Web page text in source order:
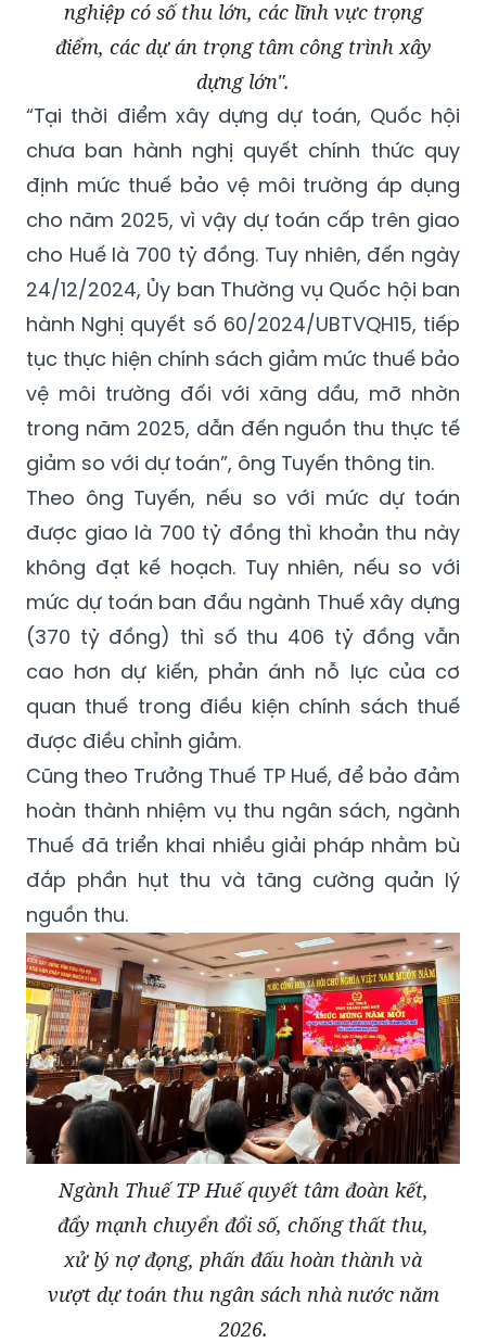
nghiệp có số thu lớn, các lĩnh vực trọng
điểm, các dự án trọng tâm công trình xây
dựng lớn".
“Tại thời điểm xây dựng dự toán, Quốc hội
chưa ban hành nghị quyết chính thức quy
định mức thuế bảo vệ môi trường áp dụng
cho năm 2025, vì vậy dự toán cấp trên giao
cho Huế là 700 tỷ đồng. Tuy nhiên, đến ngày
24/12/2024, Ủy ban Thường vụ Quốc hội ban
hành Nghị quyết số 60/2024/UBTVQH15, tiếp
tục thực hiện chính sách giảm mức thuế bảo
vệ môi trường đối với xăng dầu, mỡ nhờn
trong năm 2025, dẫn đến nguồn thu thực tế
giảm so với dự toán”, ông Tuyến thông tin.
Theo ông Tuyến, nếu so với mức dự toán
được giao là 700 tỷ đồng thì khoản thu này
không đạt kế hoạch. Tuy nhiên, nếu so với
mức dự toán ban đầu ngành Thuế xây dựng
(370 tỷ đồng) thì số thu 406 tỷ đồng vẫn
cao hơn dự kiến, phản ánh nỗ lực của cơ
quan thuế trong điều kiện chính sách thuế
được điều chỉnh giảm.
Cũng theo Trưởng Thuế TP Huế, để bảo đảm
hoàn thành nhiệm vụ thu ngân sách, ngành
Thuế đã triển khai nhiều giải pháp nhằm bù
đắp phần hụt thu và tăng cường quản lý
nguồn thu.
Ngành Thuế TP Huế quyết tâm đoàn kết,
đẩy mạnh chuyển đổi số, chống thất thu,
xử lý nợ đọng, phấn đấu hoàn thành và
vượt dự toán thu ngân sách nhà nước năm
2026.